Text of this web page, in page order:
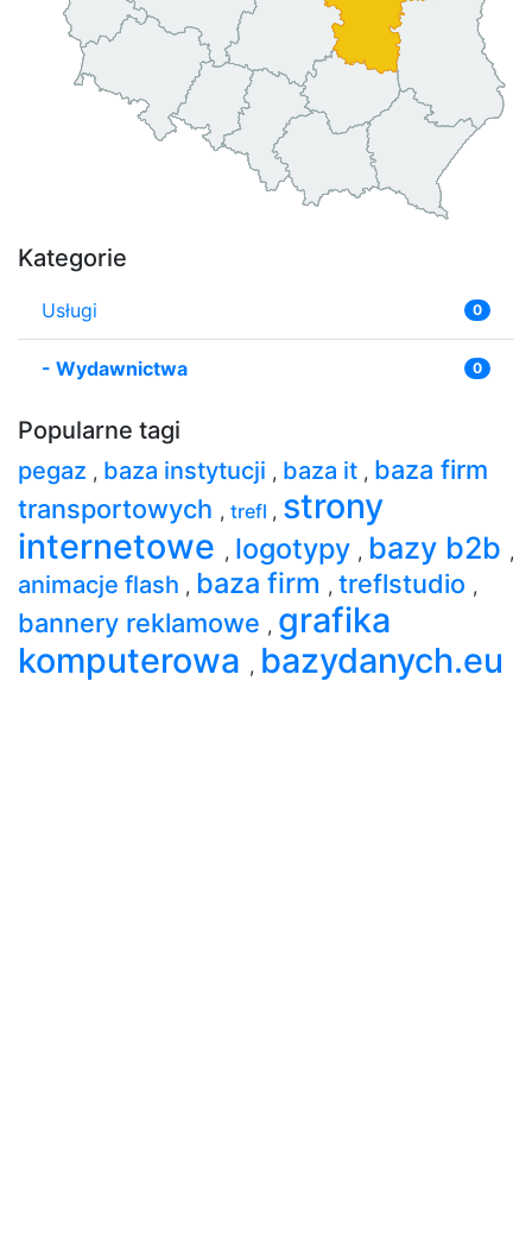
Kategorie
Usługi 0
- Wydawnictwa 0
Popularne tagi
pegaz , baza instytucji , baza it , baza firm
transportowych , trefl , strony
internetowe , logotypy , bazy b2b ,
animacje flash , baza firm , treflstudio ,
bannery reklamowe , grafika
komputerowa , bazydanych.eu